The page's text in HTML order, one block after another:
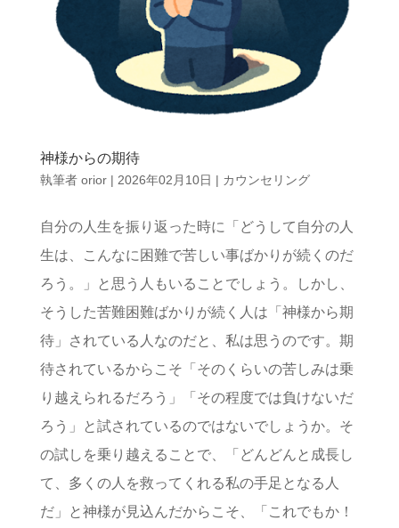
神様からの期待
執筆者 orior| 2026年02月10日 | カウンセリング
自分の人生を振り返った時に「どうして自分の人
生は、こんなに困難で苦しい事ばかりが続くのだ
ろう。」と思う人もいることでしょう。しかし、
そうした苦難困難ばかりが続く人は「神様から期
待」されている人なのだと、私は思うのです。期
待されているからこそ「そのくらいの苦しみは乗
り越えられるだろう」「その程度では負けないだ
ろう」と試されているのではないでしょうか。そ
の試しを乗り越えることで、「どんどんと成長し
て、多くの人を救ってくれる私の手足となる人
だ」と神様が見込んだからこそ、「これでもか！